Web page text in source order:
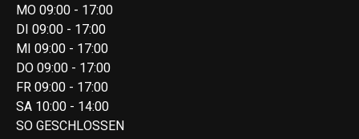
MO 09:00 - 17:00
DI 09:00 - 17:00
MI 09:00 - 17:00
DO 09:00 - 17:00
FR 09:00 - 17:00
SA 10:00 - 14:00
SO GESCHLOSSEN